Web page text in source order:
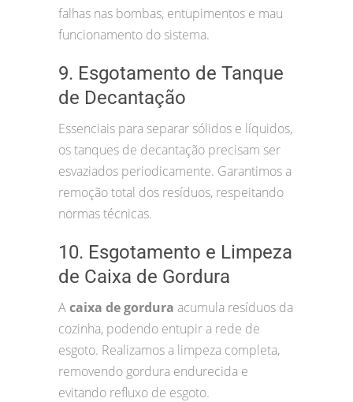
falhas nas bombas, entupimentos e mau
funcionamento do sistema.
9. Esgotamento de Tanque
de Decantação
Essenciais para separar sólidos e líquidos,
os tanques de decantação precisam ser
esvaziados periodicamente. Garantimos a
remoção total dos resíduos, respeitando
normas técnicas.
10. Esgotamento e Limpeza
de Caixa de Gordura
Acaixa de gordura acumula resíduos da
cozinha, podendo entupir a rede de
esgoto. Realizamos a limpeza completa,
removendo gordura endurecida e
evitando refluxo de esgoto.